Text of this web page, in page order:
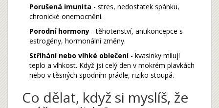
Porušená imunita - stres, nedostatek spánku,
chronické onemocnění.
Porodní hormony - těhotenství, antikoncepce s
estrogény, hormonální změny.
Stříhání nebo vlhké oblečení- kvasinky milují
teplo a vlhkost. Když jsi celý den v mokrém plavkách
nebo v těsných spodním prádle, riziko stoupá.
Co dělat, když si myslíš, že